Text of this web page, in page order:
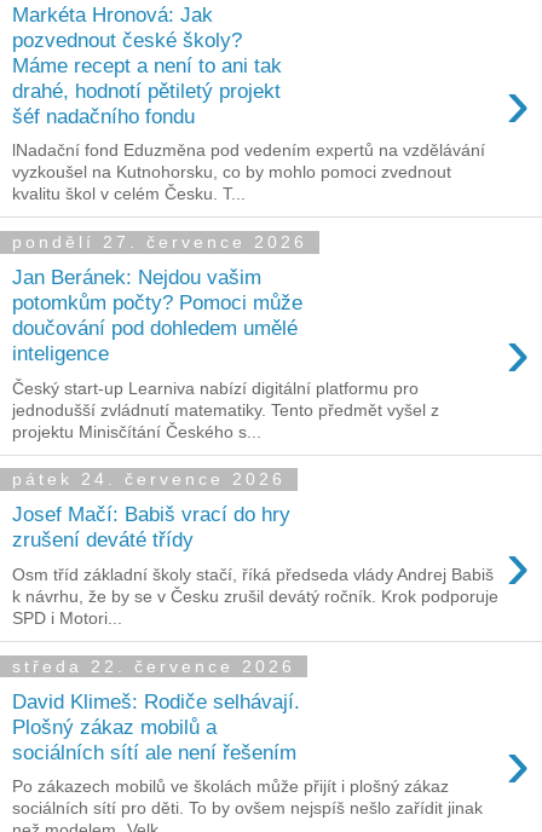
Markéta Hronová: Jak
pozvednout české školy?
Máme recept a není to ani tak
drahé, hodnotí pětiletý projekt
šéf nadačního fondu
›
lNadační fond Eduzměna pod vedením expertů na vzdělávání
vyzkoušel na Kutnohorsku, co by mohlo pomoci zvednout
kvalitu škol v celém Česku. T...
pondělí 27. července 2026
Jan Beránek: Nejdou vašim
potomkům počty? Pomoci může
doučování pod dohledem umělé
inteligence
›
Český start-up Learniva nabízí digitální platformu pro
jednodušší zvládnutí matematiky. Tento předmět vyšel z
projektu Minisčítání Českého s...
pátek 24. července 2026
Josef Mačí: Babiš vrací do hry
zrušení deváté třídy
›
Osm tříd základní školy stačí, říká předseda vlády Andrej Babiš
k návrhu, že by se v Česku zrušil devátý ročník. Krok podporuje
SPD i Motori...
středa 22. července 2026
David Klimeš: Rodiče selhávají.
Plošný zákaz mobilů a
sociálních sítí ale není řešením
›
Po zákazech mobilů ve školách může přijít i plošný zákaz
sociálních sítí pro děti. To by ovšem nejspíš nešlo zařídit jinak